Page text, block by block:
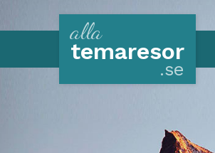
alla
temaresor
.se